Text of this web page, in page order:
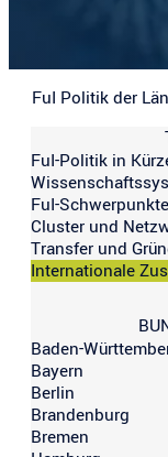
FuI Politik der
FuI-Politik in
FuI-Schwerpunkte
Cluster und
Transfer und
Internationale
Baden-
Bayern
Berlin
Brandenburg
Bremen